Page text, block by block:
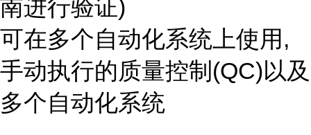
南进行验证)
可在多个自动化系统上使用,
手动执行的质量控制(QC)以及
多个自动化系统